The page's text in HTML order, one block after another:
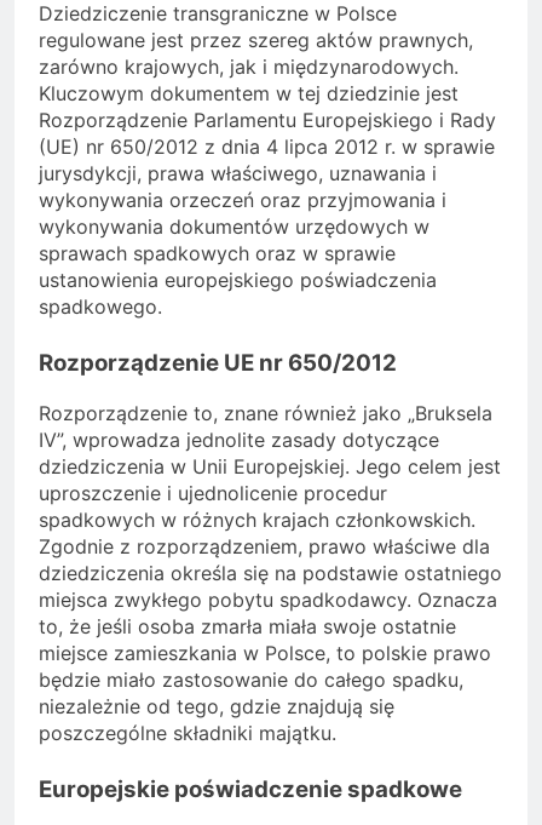
Dziedziczenie transgraniczne w Polsce
regulowane jest przez szereg aktów prawnych,
zarówno krajowych, jak i międzynarodowych.
Kluczowym dokumentem w tej dziedzinie jest
Rozporządzenie Parlamentu Europejskiego i Rady
(UE) nr 650/2012 z dnia 4 lipca 2012 r. w sprawie
jurysdykcji, prawa właściwego, uznawania i
wykonywania orzeczeń oraz przyjmowania i
wykonywania dokumentów urzędowych w
sprawach spadkowych oraz w sprawie
ustanowienia europejskiego poświadczenia
spadkowego.
Rozporządzenie UE nr 650/2012
Rozporządzenie to, znane również jako „Bruksela
IV”, wprowadza jednolite zasady dotyczące
dziedziczenia w Unii Europejskiej. Jego celem jest
uproszczenie i ujednolicenie procedur
spadkowych w różnych krajach członkowskich.
Zgodnie z rozporządzeniem, prawo właściwe dla
dziedziczenia określa się na podstawie ostatniego
miejsca zwykłego pobytu spadkodawcy. Oznacza
to, że jeśli osoba zmarła miała swoje ostatnie
miejsce zamieszkania w Polsce, to polskie prawo
będzie miało zastosowanie do całego spadku,
niezależnie od tego, gdzie znajdują się
poszczególne składniki majątku.
Europejskie poświadczenie spadkowe